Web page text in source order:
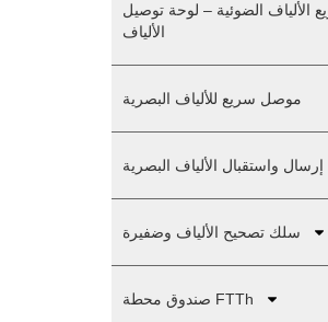
الألياف الضوئية – لوحة توصيل
الألياف
موصل سريع للألياف البصرية
واستقبال الألياف البصرية
سلك تصحيح الألياف وضفيرة
صندوق محطة FTTh